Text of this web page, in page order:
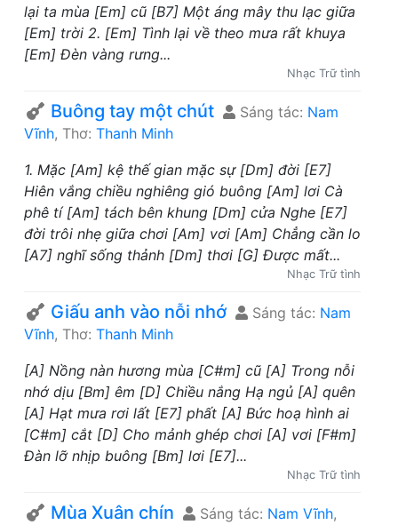
lại ta mùa [Em] cũ [B7] Một áng mây thu lạc giữa
[Em] trời 2. [Em] Tình lại về theo mưa rất khuya
[Em] Đèn vàng rưng...
Nhạc Trữ tình
Buông tay một chút Sáng tác: Nam
Vĩnh, Thơ: Thanh Minh
1. Mặc [Am] kệ thế gian mặc sự [Dm] đời [E7]
Hiên vắng chiều nghiêng gió buông [Am] lơi Cà
phê tí [Am] tách bên khung [Dm] cửa Nghe [E7]
đời trôi nhẹ giữa chơi [Am] vơi [Am] Chẳng cần lo
[A7] nghĩ sống thảnh [Dm] thơi [G] Được mất...
Nhạc Trữ tình
Giấu anh vào nỗi nhớ Sáng tác: Nam
Vĩnh, Thơ: Thanh Minh
[A] Nồng nàn hương mùa [C#m] cũ [A] Trong nỗi
nhớ dịu [Bm] êm [D] Chiều nắng Hạ ngủ [A] quên
[A] Hạt mưa rơi lất [E7] phất [A] Bức hoạ hình ai
[C#m] cắt [D] Cho mảnh ghép chơi [A] vơi [F#m]
Đàn lỡ nhịp buông [Bm] lơi [E7]...
Nhạc Trữ tình
Mùa Xuân chín Sáng tác: Nam Vĩnh,